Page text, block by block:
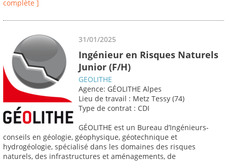
complète ]
31/01/2025
Ingénieur en Risques Naturels
Junior (F/H)
GEOLITHE
Agence: GÉOLITHE Alpes
Lieu de travail : Metz Tessy (74)
Type de contrat : CDI
GÉOLITHE est un Bureau d’Ingénieurs-
conseils en géologie, géophysique, géotechnique et
hydrogéologie, spécialisé dans les domaines des risques
naturels, des infrastructures et aménagements, de